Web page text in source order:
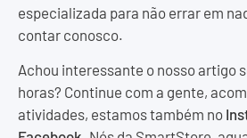
especializada para não errar em
contar conosco.
Achou interessante o nosso artigo
horas? Continue com a gente,
atividades, estamos também no